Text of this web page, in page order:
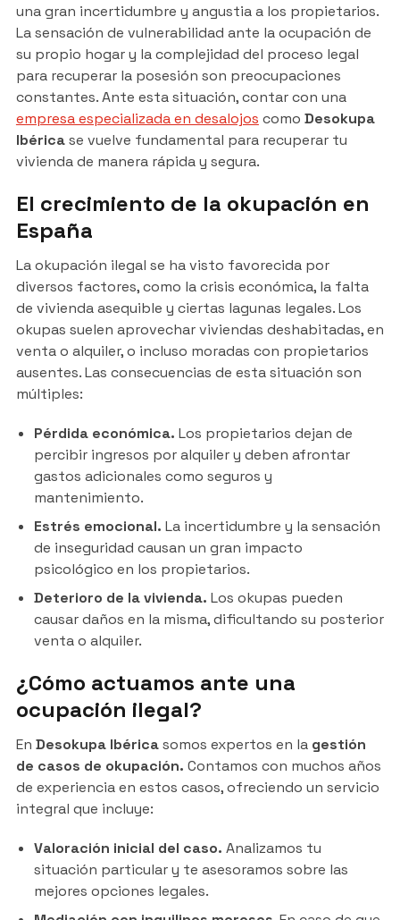
una gran incertidumbre y angustia a los propietarios.
La sensación de vulnerabilidad ante la ocupación de
su propio hogar y la complejidad del proceso legal
para recuperar la posesión son preocupaciones
constantes. Ante esta situación, contar con una
empresa especializada en desalojos como Desokupa
Ibéricase vuelve fundamental para recuperar tu
vivienda de manera rápida y segura.
El crecimiento de la okupación en
España
La okupación ilegal se ha visto favorecida por
diversos factores, como la crisis económica, la falta
de vivienda asequible y ciertas lagunas legales. Los
okupas suelen aprovechar viviendas deshabitadas, en
venta o alquiler, o incluso moradas con propietarios
ausentes. Las consecuencias de esta situación son
múltiples:
Pérdida económica. Los propietarios dejan de
percibir ingresos por alquiler y deben afrontar
gastos adicionales como seguros y
mantenimiento.
Estrés emocional. La incertidumbre y la sensación
de inseguridad causan un gran impacto
psicológico en los propietarios.
Deterioro de la vivienda. Los okupas pueden
causar daños en la misma, dificultando su posterior
venta o alquiler.
¿Cómo actuamos ante una
ocupación ilegal?
En Desokupa Ibéricasomos expertos en lagestión
de casos de okupación. Contamos con muchos años
de experiencia en estos casos, ofreciendo un servicio
integral que incluye:
Valoración inicial del caso. Analizamos tu
situación particular y te asesoramos sobre las
mejores opciones legales.